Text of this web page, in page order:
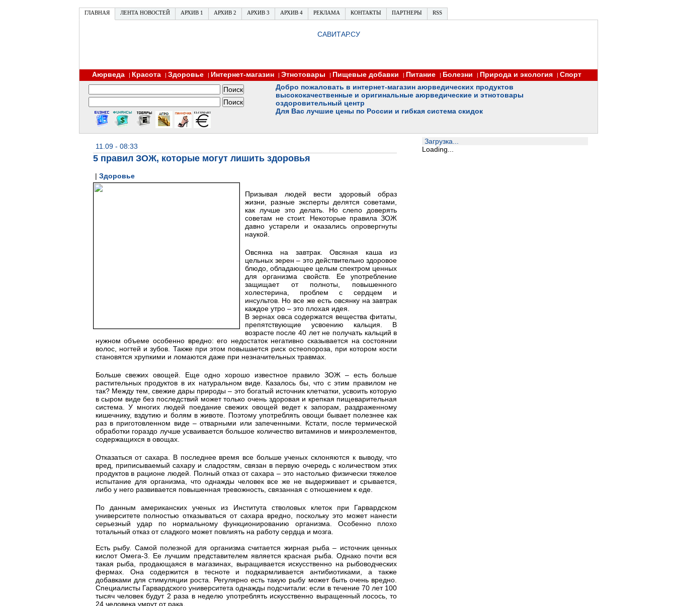
ГЛАВНАЯ ЛЕНТА НОВОСТЕЙ АРХИВ 1 АРХИВ 2 АРХИВ 3 АРХИВ 4 РЕКЛАМА КОНТАКТЫ ПАРТНЕРЫ RSS
САВИТАР.СУ
Аюрведа | Красота | Здоровье | Интернет-магазин | Этнотовары | Пищевые добавки | Питание | Болезни | Природа и экология | Спорт
Добро пожаловать в интернет-магазин аюрведических продуктов
высококачественные и оригинальные аюрведические и этнотовары
оздоровительный центр
Для Вас лучшие цены по России и гибкая система скидок
11.09 - 08:33
5 правил ЗОЖ, которые могут лишить здоровья
| Здоровье
Призывая людей вести здоровый образ
жизни, разные эксперты делятся советами,
как лучше это делать. Но слепо доверять
советам не стоит. Некоторые правила ЗОЖ
давно устарели и оказались опровергнуты
наукой.
Овсянка на завтрак. Овсяная каша из
цельных зерен – это действительно здоровое
блюдо, обладающее целым спектром ценных
для организма свойств. Ее употребление
защищает от полноты, повышенного
холестерина, проблем с сердцем и
инсультов. Но все же есть овсянку на завтрак
каждое утро – это плохая идея.
В зернах овса содержатся вещества фитаты,
препятствующие усвоению кальция. В
возрасте после 40 лет не получать кальций в
нужном объеме особенно вредно: его недостаток негативно сказывается на состоянии
волос, ногтей и зубов. Также при этом повышается риск остеопороза, при котором кости
становятся хрупкими и ломаются даже при незначительных травмах.
Больше свежих овощей. Еще одно хорошо известное правило ЗОЖ – есть больше
растительных продуктов в их натуральном виде. Казалось бы, что с этим правилом не
так? Между тем, свежие дары природы – это богатый источник клетчатки, усвоить которую
в сыром виде без последствий может только очень здоровая и крепкая пищеварительная
система. У многих людей поедание свежих овощей ведет к запорам, раздраженному
кишечнику, вздутию и болям в животе. Поэтому употреблять овощи бывает полезнее как
раз в приготовленном виде – отварными или запеченными. Кстати, после термической
обработки гораздо лучше усваивается большое количество витаминов и микроэлементов,
содержащихся в овощах.
Отказаться от сахара. В последнее время все больше ученых склоняются к выводу, что
вред, приписываемый сахару и сладостям, связан в первую очередь с количеством этих
продуктов в рационе людей. Полный отказ от сахара – это настолько физически тяжелое
испытание для организма, что однажды человек все же не выдерживает и срывается,
либо у него развивается повышенная тревожность, связанная с отношением к еде.
По данным американских ученых из Института стволовых клеток при Гарвардском
университете полностью отказываться от сахара вредно, поскольку это может нанести
серьезный удар по нормальному функционированию организма. Особенно плохо
тотальный отказ от сладкого может повлиять на работу сердца и мозга.
Есть рыбу. Самой полезной для организма считается жирная рыба – источник ценных
кислот Омега-3. Ее лучшим представителем является красная рыба. Однако почти вся
такая рыба, продающаяся в магазинах, выращивается искусственно на рыбоводческих
фермах. Она содержится в тесноте и подкармливается антибиотиками, а также
добавками для стимуляции роста. Регулярно есть такую рыбу может быть очень вредно.
Специалисты Гарвардского университета однажды подсчитали: если в течение 70 лет 100
тысяч человек будут 2 раза в неделю употреблять искусственно выращенный лосось, то
24 человека умрут от рака.
Загрузка...
Loading...